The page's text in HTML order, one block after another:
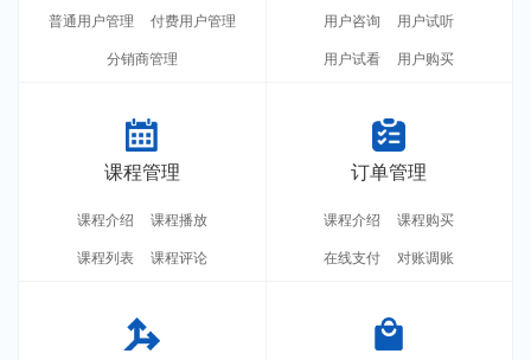
普通用户管理
付费用户管理
分销商管理
用户咨询
用户试听
用户试看
用户购买
课程管理
课程介绍
课程播放
课程列表
课程评论
订单管理
课程介绍
课程购买
在线支付
对账调账